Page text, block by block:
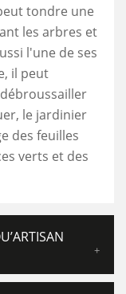
tondre une
les arbres et
l'une de ses
il peut
le jardinier
des feuilles
verts et des